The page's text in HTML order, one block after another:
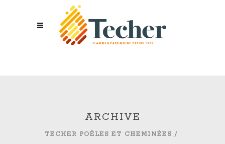
ARCHIVE
TECHER POÊLES ET CHEMINÉES /